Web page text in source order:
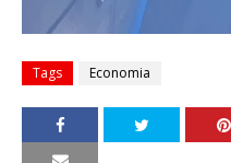
Tags Economia